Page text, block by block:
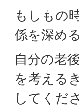
もしもの
係を深め
自分の老
を考える
してくだ